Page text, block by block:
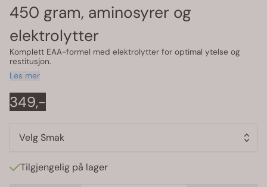
450 gram, aminosyrer og
elektrolytter
Komplett EAA-formel med elektrolytter for optimal ytelse og
restitusjon.
Les mer
349,-
Velg Smak
Tilgjengelig på lager